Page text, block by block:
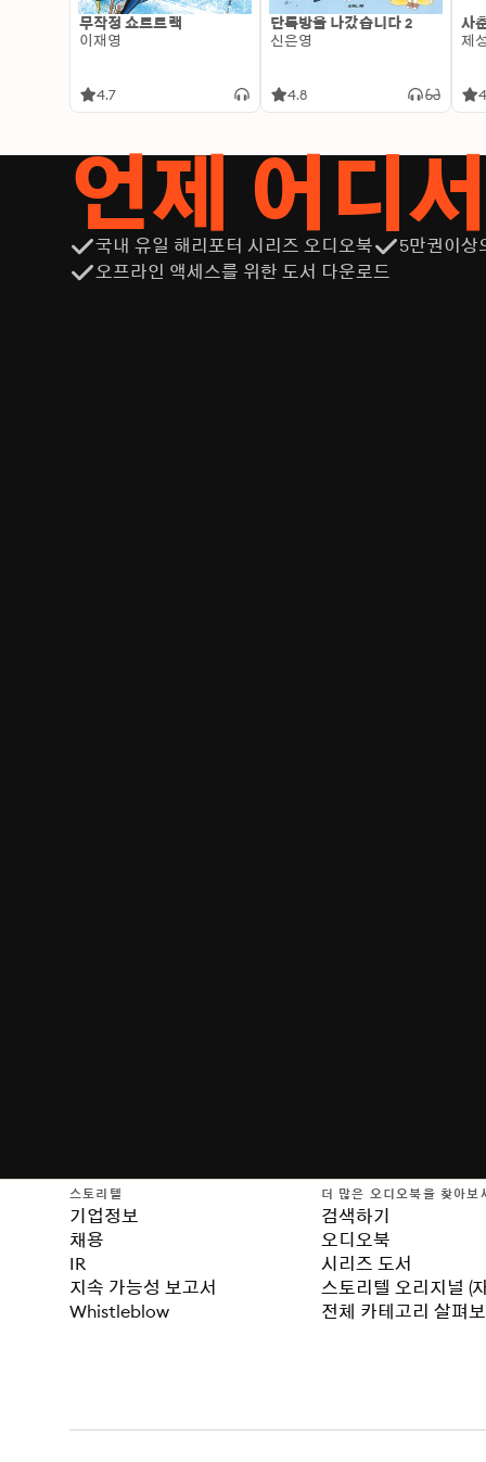
무작정 쇼트트랙
이재영
4.7
단톡방을 나갔습니다 2
신은영
4.8
사
제
언제 어디
국내 유일 해리포터 시리즈 오디오북
5만권이상
오프라인 액세스를 위한 도서 다운로드
스토리텔
기업정보
채용
IR
지속 가능성 보고서
Whistleblow
더 많은 오디오북을 찾아보
검색하기
오디오북
시리즈 도서
스토리텔 오리지널 (
전체 카테고리 살펴